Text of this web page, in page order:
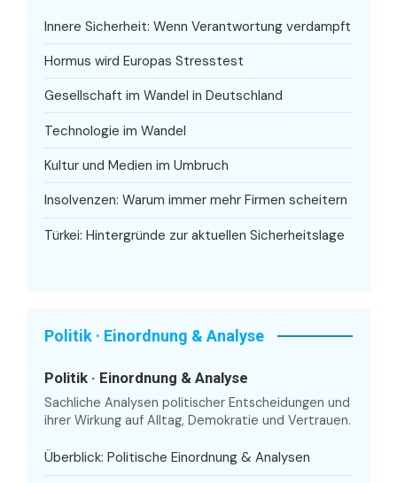
Innere Sicherheit: Wenn Verantwortung verdampft
Hormus wird Europas Stresstest
Gesellschaft im Wandel in Deutschland
Technologie im Wandel
Kultur und Medien im Umbruch
Insolvenzen: Warum immer mehr Firmen scheitern
Türkei: Hintergründe zur aktuellen Sicherheitslage
Politik · Einordnung & Analyse
Politik · Einordnung & Analyse
Sachliche Analysen politischer Entscheidungen und
ihrer Wirkung auf Alltag, Demokratie und Vertrauen.
Überblick: Politische Einordnung & Analysen